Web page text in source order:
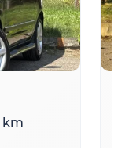
km